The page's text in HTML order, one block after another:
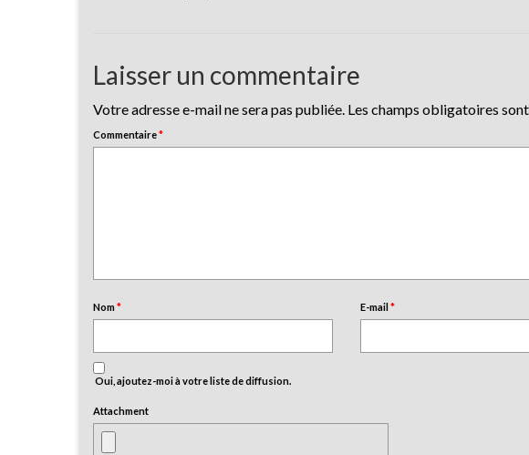
Laisser un commentaire
Votre adresse e-mail ne sera pas publiée. Les champs obligatoires
Commentaire*
Nom* E-mail*
Oui, ajoutez-moi à votre liste de diffusion.
Attachment